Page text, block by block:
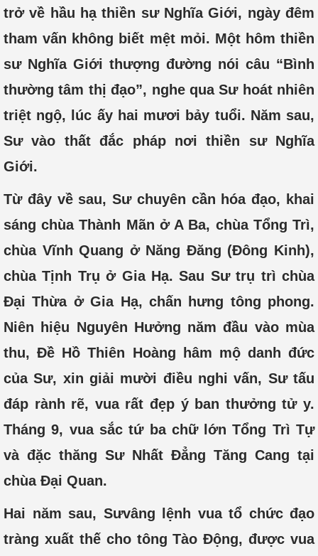
trở về hầu hạ thiền sư Nghĩa Giới, ngày đêm
tham vấn không biết mệt mỏi. Một hôm thiền
sư Nghĩa Giới thượng đường nói câu “Bình
thường tâm thị đạo”, nghe qua Sư hoát nhiên
triệt ngộ, lúc ấy hai mươi bảy tuổi. Năm sau,
Sư vào thất đắc pháp nơi thiền sư Nghĩa
Giới.
Từ đây về sau, Sư chuyên cần hóa đạo, khai
sáng chùa Thành Mãn ở A Ba, chùa Tổng Trì,
chùa Vĩnh Quang ở Năng Đăng (Đông Kinh),
chùa Tịnh Trụ ở Gia Hạ. Sau Sư trụ trì chùa
Đại Thừa ở Gia Hạ, chấn hưng tông phong.
Niên hiệu Nguyên Hưởng năm đầu vào mùa
thu, Đề Hồ Thiên Hoàng hâm mộ danh đức
của Sư, xin giải mười điều nghi vấn, Sư tấu
đáp rành rẽ, vua rất đẹp ý ban thưởng tử y.
Tháng 9, vua sắc tứ ba chữ lớn Tổng Trì Tự
và đặc thăng Sư Nhất Đẳng Tăng Cang tại
chùa Đại Quan.
Hai năm sau, Sưvâng lệnh vua tổ chức đạo
tràng xuất thế cho tông Tào Động, được vua